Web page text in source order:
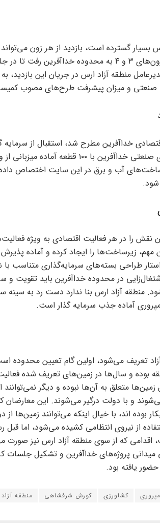
بسیار گسترده است، بازدید از هر زون می‌تواند
مناسب، برای بازدید از زون‌های ۳ و ۴ به محدوده
منطقه آزاد ارس در جریان این
صنعتی و میزان پیشرفت طرح‌های مصوب
خداآفرین مطرح شد، استقبال از سرمایه
اینکه سایت ۱۲۶ هکتاری صنعتی
آب و برق در این سایت اختصاص
را در هر فعالیت اقتصادی به ویژه
مهم، زیرساخت‌ها را ایجاد کرده و آماده
طراحی بسته‌های سرمایه‌گذاری متناسب
در محدوده خداآفرین باید تقویت
منطقه آزاد ارس بنا ندارد دست رد به سینه
آماده جذب سرمایه گذار است.
تعریف می‌شود، اولین گام تعیین محدوده
بوده و سال‌ها در زمین‌های تعریف شده
متعلق به آن‌ها نبوده و دیگر نمی‌توانند
و با دولت درگیر می‌شوند. این معارضان
بوده اند، با خیال اینکه می‌توانند زمین‌ها
از نیروی انتظامی کشیده می‌شود، اما
اقدامی که از سوی منطقه آزاد ارس نیز صورت
میدانی پروژه‌های خداآفرین و تشکیل جلسات
یافته بود.
کشاورزی کورش شرفشاهی منطقه